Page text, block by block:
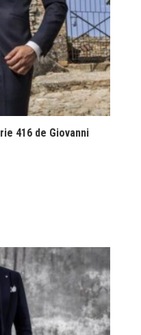
416 de Giovanni